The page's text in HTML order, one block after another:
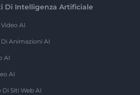
Di Intelligenza Artificiale
AI
Animazioni AI
AI
AI
Siti Web AI